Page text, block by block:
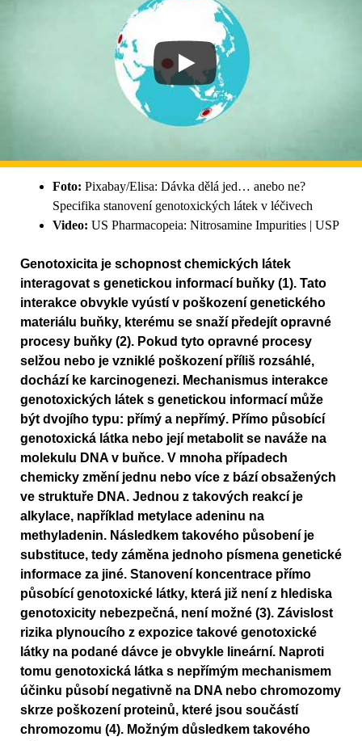
Foto: Pixabay/Elisa: Dávka dělá jed… anebo ne?
Specifika stanovení genotoxických látek v léčivech
Video: US Pharmacopeia: Nitrosamine Impurities | USP
Genotoxicita je schopnost chemických látek
interagovat s genetickou informací buňky (1). Tato
interakce obvykle vyústí v poškození genetického
materiálu buňky, kterému se snaží předejít opravné
procesy buňky (2). Pokud tyto opravné procesy
selžou nebo je vzniklé poškození příliš rozsáhlé,
dochází ke karcinogenezi. Mechanismus interakce
genotoxických látek s genetickou informací může
být dvojího typu: přímý a nepřímý. Přímo působící
genotoxická látka nebo její metabolit se naváže na
molekulu DNA v buňce. V mnoha případech
chemicky změní jednu nebo více z bází obsažených
ve struktuře DNA. Jednou z takových reakcí je
alkylace, například metylace adeninu na
methyladenin. Následkem takového působení je
substituce, tedy záměna jednoho písmena genetické
informace za jiné. Stanovení koncentrace přímo
působící genotoxické látky, která již není z hlediska
genotoxicity nebezpečná, není možné (3). Závislost
rizika plynoucího z expozice takové genotoxické
látky na podané dávce je obvykle lineární. Naproti
tomu genotoxická látka s nepřímým mechanismem
účinku působí negativně na DNA nebo chromozomy
skrze poškození proteinů, které jsou součástí
chromozomu (4). Možným důsledkem takového